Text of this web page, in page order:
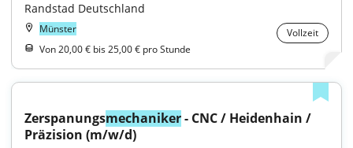
Randstad Deutschland
Münster
Vollzeit
Von 20,00 € bis 25,00 € pro Stunde
Zerspanungsmechaniker - CNC / Heidenhain /
Präzision (m/w/d)